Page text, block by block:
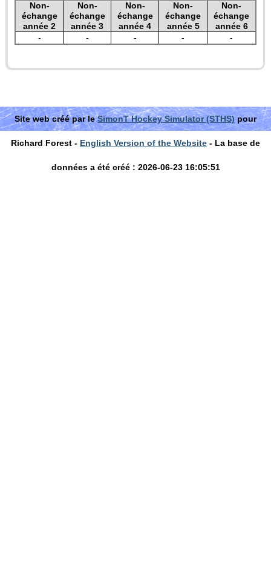
Non-
échange
année 2
Non-
échange
année 3
Non-
échange
année 4
Non-
échange
année 5
Non-
échange
année 6
-
- - - -
Site web créé par leSimonT Hockey Simulator (STHS)pour
Richard Forest - English Version of the Website - La base de
données a été créé : 2026-06-23 16:05:51